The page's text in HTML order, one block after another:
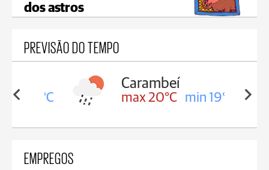
dos astros
PREVISÃO DO TEMPO
19°C
Carambeí
max 20°C min 19°C
EMPREGOS